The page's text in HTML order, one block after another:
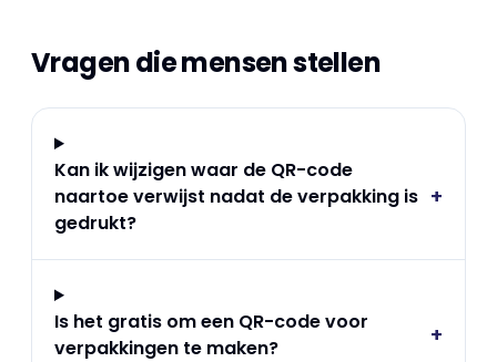
Vragen die mensen stellen
Kan ik wijzigen waar de QR-code
naartoe verwijst nadat de verpakking is
gedrukt?
+
Is het gratis om een QR-code voor
verpakkingen te maken?
+